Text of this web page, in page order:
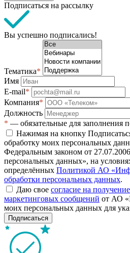
Подписаться на рассылку
Вы успешно подписались!
Тематика*
Имя
E-mail*
Компания*
Должность
* — обязательные для заполнения
Нажимая на кнопку
обработку моих персональных
Федеральным законом от
персональных данных», на
определённых Политикой АО
обработки персональных данных.
Даю свое согласие на
маркетинговых сообщений от АО
моих персональных данных для
Подписаться